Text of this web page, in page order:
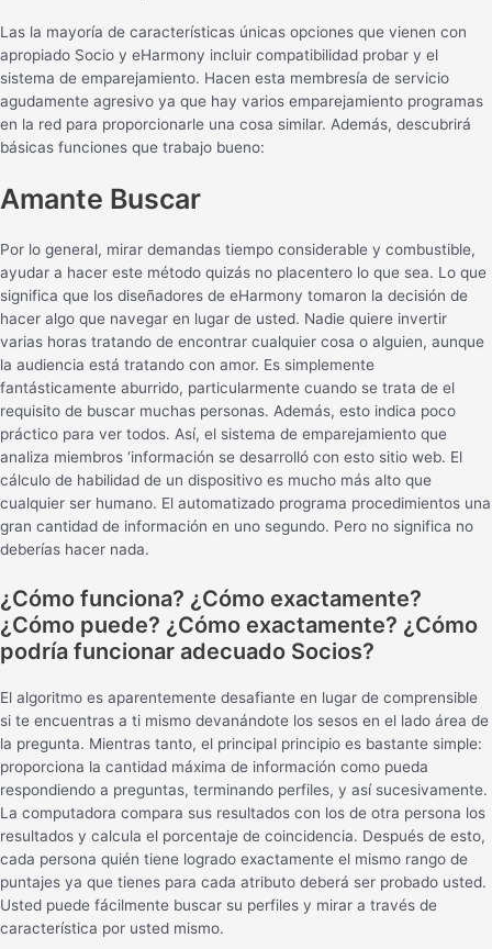
Las la mayoría de características únicas opciones que vienen con
apropiado Socio y eHarmony incluir compatibilidad probar y el
sistema de emparejamiento. Hacen esta membresía de servicio
agudamente agresivo ya que hay varios emparejamiento programas
en la red para proporcionarle una cosa similar. Además, descubrirá
básicas funciones que trabajo bueno:
Amante Buscar
Por lo general, mirar demandas tiempo considerable y combustible,
ayudar a hacer este método quizás no placentero lo que sea. Lo que
significa que los diseñadores de eHarmony tomaron la decisión de
hacer algo que navegar en lugar de usted. Nadie quiere invertir
varias horas tratando de encontrar cualquier cosa o alguien, aunque
la audiencia está tratando con amor. Es simplemente
fantásticamente aburrido, particularmente cuando se trata de el
requisito de buscar muchas personas. Además, esto indica poco
práctico para ver todos. Así, el sistema de emparejamiento que
analiza miembros ‘información se desarrolló con esto sitio web. El
cálculo de habilidad de un dispositivo es mucho más alto que
cualquier ser humano. El automatizado programa procedimientos una
gran cantidad de información en uno segundo. Pero no significa no
deberías hacer nada.
¿Cómo funciona? ¿Cómo exactamente?
¿Cómo puede? ¿Cómo exactamente? ¿Cómo
podría funcionar adecuado Socios?
El algoritmo es aparentemente desafiante en lugar de comprensible
si te encuentras a ti mismo devanándote los sesos en el lado área de
la pregunta. Mientras tanto, el principal principio es bastante simple:
proporciona la cantidad máxima de información como pueda
respondiendo a preguntas, terminando perfiles, y así sucesivamente.
La computadora compara sus resultados con los de otra persona los
resultados y calcula el porcentaje de coincidencia. Después de esto,
cada persona quién tiene logrado exactamente el mismo rango de
puntajes ya que tienes para cada atributo deberá ser probado usted.
Usted puede fácilmente buscar su perfiles y mirar a través de
característica por usted mismo.